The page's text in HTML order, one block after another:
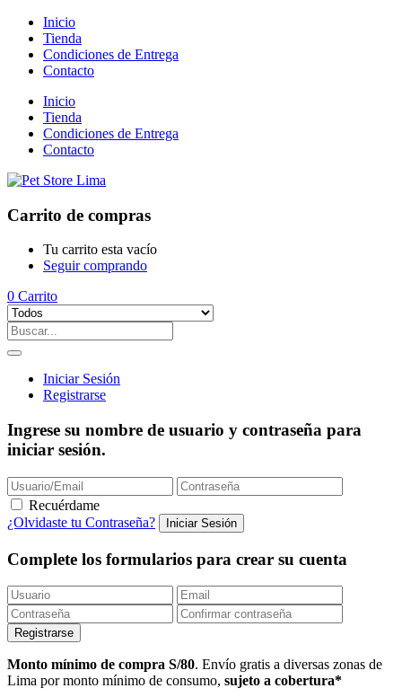
Inicio
Tienda
Condiciones de Entrega
Contacto
Inicio
Tienda
Condiciones de Entrega
Contacto
Carrito de compras
Tu carrito esta vacío
Seguir comprando
0 Carrito
Iniciar Sesión
Registrarse
Ingrese su nombre de usuario y contraseña para
iniciar sesión.
Recuérdame
¿Olvidaste tu Contraseña?
Complete los formularios para crear su cuenta
Monto mínimo de compra S/80. Envío gratis a diversas zonas de
Lima por monto mínimo de consumo, sujeto a cobertura*